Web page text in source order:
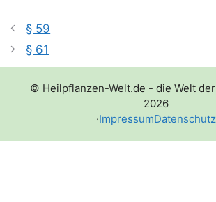
§ 59
§ 61
© Heilpflanzen-Welt.de - die Welt
2026
·ImpressumDatenschutz